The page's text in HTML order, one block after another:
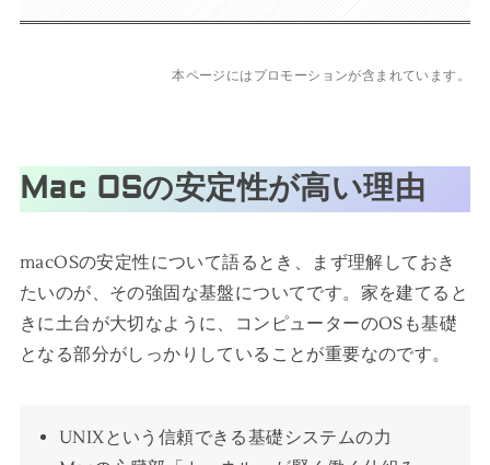
本ページにはプロモーションが含まれています。
Mac OSの安定性が高い理由
macOSの安定性について語るとき、まず理解しておき
たいのが、その強固な基盤についてです。家を建てると
きに土台が大切なように、コンピューターのOSも基礎
となる部分がしっかりしていることが重要なのです。
UNIXという信頼できる基礎システムの力